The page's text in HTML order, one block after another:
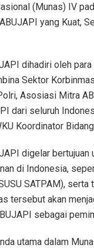
(Munas) IV
yang Kuat,
dihadiri oleh
Sektor
Asosiasi Mitra
dari seluruh
Koordinator
digelar
di Indonesia,
SATPAM),
tersebut akan
sebagai
utama dalam